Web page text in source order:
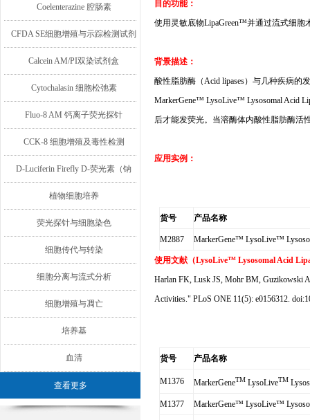
Coelenterazine 腔肠素
CFDA SE细胞增殖与示踪检测试剂
盒
Calcein AM/PI双染试剂盒
Cytochalasin 细胞松弛素
Fluo-8 AM 钙离子荧光探针
CCK-8 细胞增殖及毒性检测
D-Luciferin Firefly D-荧光素（钠
盐/钾盐/游离酸）
植物细胞培养
荧光探针与细胞染色
细胞传代与转染
细胞分离与流式分析
细胞增殖与凋亡
培养基
血清
查看更多
目的功能：
使用灵敏底物LipaGreen™并通过流式细胞
背景描述：
酸性脂肪酶（Acid lipases）与几种疾病的
MarkerGene™ LysoLive™ Lysosomal Acid
后才能发荧光。当溶酶体内酸性脂肪酶活
应用实例：
货号 产品名称
M2887 MarkerGene™ LysoLive™
使用文献（LysoLive™ Lysosomal Acid
Harlan FK, Lusk JS, Mohr BM, Guzikowski
Activities." PLoS ONE 11(5): e0156312.
货号 产品名称
M1376 MarkerGeneTM LysoLiveTM
M1377 MarkerGene™ LysoLive™